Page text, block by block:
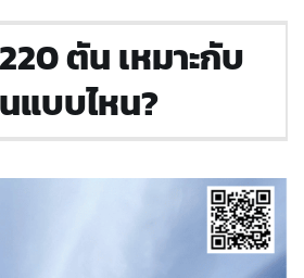
ตัน เหมาะกับ
แบบไหน?